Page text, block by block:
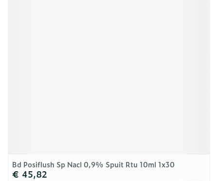
Bd Posiflush Sp Nacl 0,9% Spuit Rtu 10ml 1x30
€ 45,82